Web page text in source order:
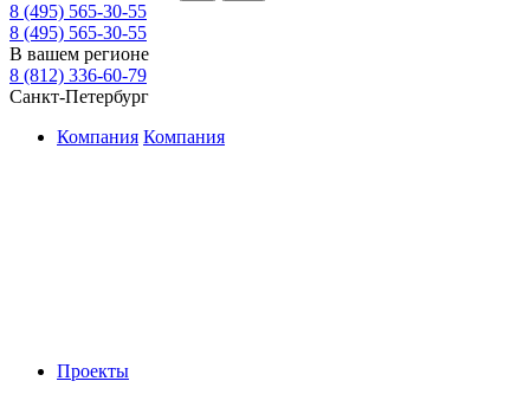
8 (495) 565-30-55
8 (495) 565-30-55
В вашем регионе
8 (812) 336-60-79
Санкт-Петербург
Компания Компания
Проекты